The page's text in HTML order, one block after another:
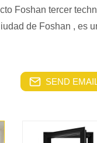
Foshan tercer
de Foshan , es
SEND